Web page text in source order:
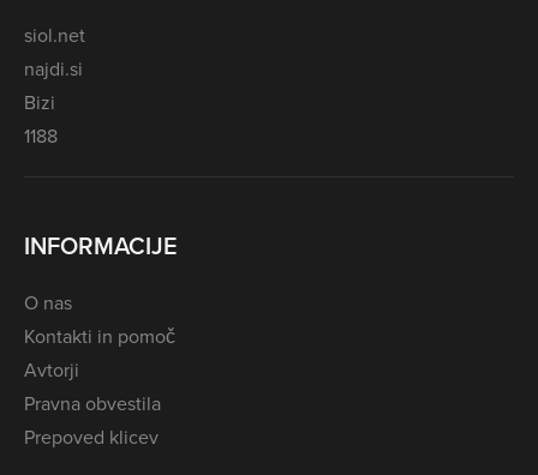
siol.net
najdi.si
Bizi
1188
INFORMACIJE
O nas
Kontakti in pomoč
Avtorji
Pravna obvestila
Prepoved klicev